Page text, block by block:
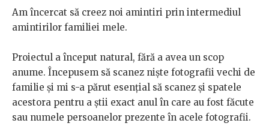
Am încercat să creez noi amintiri prin intermediul
amintirilor familiei mele.
Proiectul a început natural, fără a avea un scop
anume. Începusem să scanez niște fotografii vechi de
familie și mi s-a părut esențial să scanez și spatele
acestora pentru a știi exact anul în care au fost făcute
sau numele persoanelor prezente în acele fotografii.